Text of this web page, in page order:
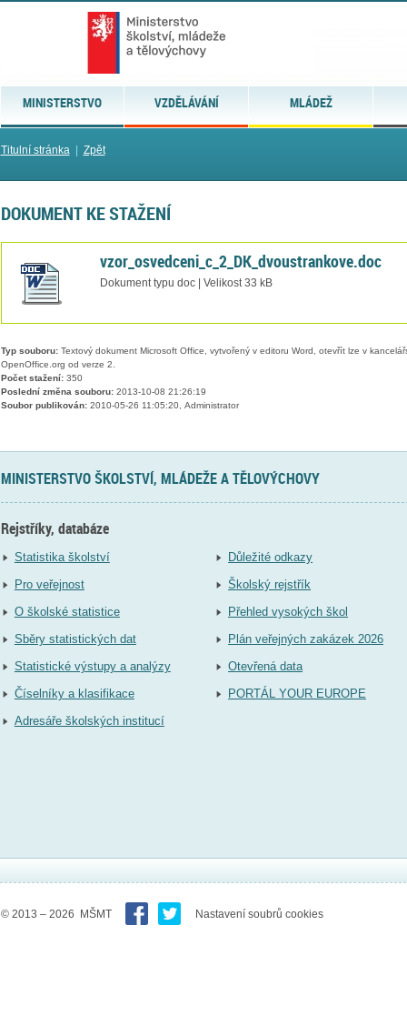
MINISTERSTVO VZDĚLÁVÁNÍ MLÁDEŽ
Titulní stránka| Zpět
DOKUMENT KE STAŽENÍ
vzor_osvedceni_c_2_DK_dvoustrankove.doc
Dokument typu doc | Velikost 33 kB
Typ souboru:Textový dokument Microsoft Office, vytvořený v editoru Word, otevřít lze v
OpenOffice.org od verze 2.
Počet stažení:350
Poslední změna souboru:2013-10-08 21:26:19
Soubor publikován:2010-05-26 11:05:20, Administrator
MINISTERSTVO ŠKOLSTVÍ, MLÁDEŽE A TĚLOVÝCHOVY
Rejstříky, databáze
Statistika školství
Pro veřejnost
O školské statistice
Sběry statistických dat
Statistické výstupy a analýzy
Číselníky a klasifikace
Adresáře školských institucí
Důležité odkazy
Školský rejstřík
Přehled vysokých škol
Plán veřejných zakázek 2026
Otevřená data
PORTÁL YOUR EUROPE
© 2013 – 2026 MŠMT Nastavení soubrů cookies